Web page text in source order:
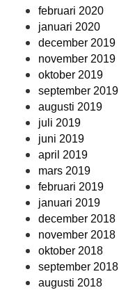
februari 2020
januari 2020
december 2019
november 2019
oktober 2019
september 2019
augusti 2019
juli 2019
juni 2019
april 2019
mars 2019
februari 2019
januari 2019
december 2018
november 2018
oktober 2018
september 2018
augusti 2018